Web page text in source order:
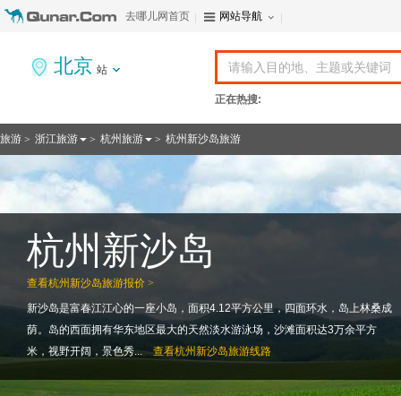
去哪儿网首页 网站导航
北京 站
正在热搜:
旅游 > 浙江旅游 > 杭州旅游 > 杭州新沙岛旅游
查看杭州新沙岛旅游报价 >
杭州新沙岛
新沙岛是富春江江心的一座小岛，面积4.12平方公里，四面环水，岛上林桑成
荫。岛的西面拥有华东地区最大的天然淡水游泳场，沙滩面积达3万余平方
米，视野开阔，景色秀...
查看杭州新沙岛旅游线路